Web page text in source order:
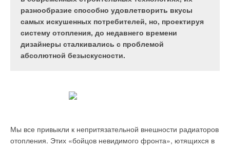
разнообразие способно удовлетворить вкусы
самых искушенных потребителей, но, проектируя
систему отопления, до недавнего времени
дизайнеры сталкивались с проблемой
абсолютной безыскусности.
Мы все привыкли к непритязательной внешности радиаторов
отопления. Этих «бойцов невидимого фронта», ютящихся в
Отложения пыли в
Инспекционный робот
проводит обследование
шиберирующие (отсекающие) возможности, зависящие от
скорости воздуха истекающего из ВТЗ, тепловые
рассказывает ведущий специалист направления
марки Spirovent компании «ГлавОбъект» Евгений
Александрович Дорошенко.
— Когда в мире были изобретены первые сепараторы